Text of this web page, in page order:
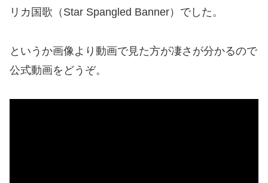
リカ国歌（Star Spangled Banner）でした。
というか画像より動画で見た方が凄さが分かるので
公式動画をどうぞ。